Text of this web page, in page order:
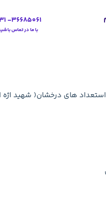
36685061-
با ما در تماس